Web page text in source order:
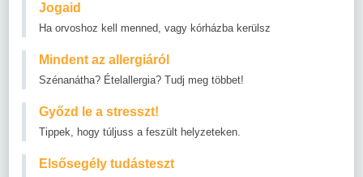
Jogaid
Ha orvoshoz kell menned, vagy kórházba kerülsz
Mindent az allergiáról
Szénanátha? Ételallergia? Tudj meg többet!
Győzd le a stresszt!
Tippek, hogy túljuss a feszült helyzeteken.
Elsősegély tudásteszt